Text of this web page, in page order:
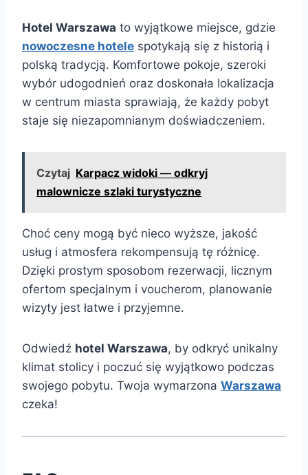
Hotel Warszawa to wyjątkowe miejsce, gdzie
nowoczesne hotele spotykają się z historią i
polską tradycją. Komfortowe pokoje, szeroki
wybór udogodnień oraz doskonała lokalizacja
w centrum miasta sprawiają, że każdy pobyt
staje się niezapomnianym doświadczeniem.
Czytaj Karpacz widoki — odkryj
malownicze szlaki turystyczne
Choć ceny mogą być nieco wyższe, jakość
usług i atmosfera rekompensują tę różnicę.
Dzięki prostym sposobom rezerwacji, licznym
ofertom specjalnym i voucherom, planowanie
wizyty jest łatwe i przyjemne.
Odwiedź hotel Warszawa, by odkryć unikalny
klimat stolicy i poczuć się wyjątkowo podczas
swojego pobytu. Twoja wymarzona Warszawa
czeka!